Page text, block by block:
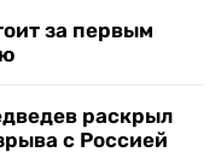
за первым
раскрыл
с Россией